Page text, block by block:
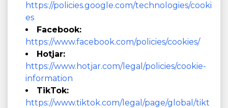
https://policies.google.com/technologies/cooki
es
Facebook:
https://www.facebook.com/policies/cookies/
Hotjar:
https://www.hotjar.com/legal/policies/cookie-
information
TikTok:
https://www.tiktok.com/legal/page/global/tikt